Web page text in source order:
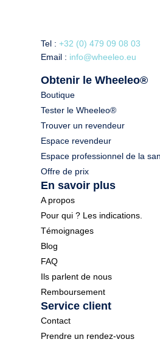
Tel :+32 (0) 479 09 08 03
Email : info@wheeleo.eu
Obtenir le Wheeleo®
Boutique
Tester le Wheeleo®
Trouver un revendeur
Espace revendeur
Espace professionnel de la
Offre de prix
En savoir plus
A propos
Pour qui ? Les indications.
Témoignages
Blog
FAQ
Ils parlent de nous
Remboursement
Service client
Contact
Prendre un rendez-vous